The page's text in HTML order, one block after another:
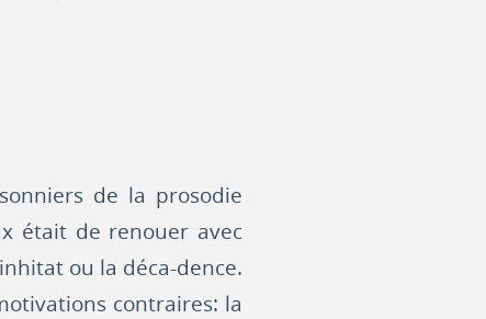
de la prosodie
était de renouer avec
ou la déca-dence.
contraires: la